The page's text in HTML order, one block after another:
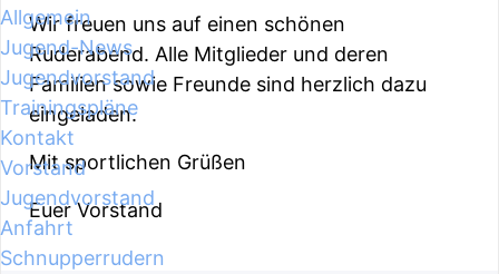
Allgemein
Jugend-News
Jugendvorstand
Trainingspläne
Kontakt
Vorstand
Jugendvorstand
Anfahrt
Schnupperrudern
Wir freuen uns auf einen schönen
Ruderabend. Alle Mitglieder und deren
Familien sowie Freunde sind herzlich dazu
eingeladen.
Mit sportlichen Grüßen
Euer Vorstand